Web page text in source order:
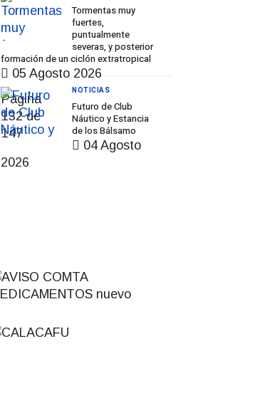
Página
132 de
147
Tormentas muy
fuertes,
puntualmente
severas, y posterior
formación de un ciclón extratropical
05 Agosto 2026
Futuro de Club
Náutico y Estancia
de los Bálsamo
04 Agosto
2026
NOTICIAS